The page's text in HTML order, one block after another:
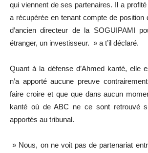
qui viennent de ses partenaires. Il a profité
a récupérée en tenant compte de position
d’ancien directeur de la SOGUIPAMI
étranger, un investisseur. » a t’il déclaré.
Quant à la défense d’Ahmed kanté, elle
n’a apporté aucune preuve
faire croire et que que dans aucun
kanté où de ABC ne ce sont retrouvé
apportés au tribunal.
» Nous, on ne voit pas de partenariat